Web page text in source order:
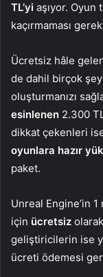
TL’yi aşıyor. Oyun
kaçırmaması
Ücretsiz hâle
de dahil birçok şey
oluşturmanızı
esinlenen 2.300
dikkat çekenleri
oyunlara hazır
paket.
Unreal Engine’in
için ücretsiz
geliştiricilerin ise
ücreti ödemesi